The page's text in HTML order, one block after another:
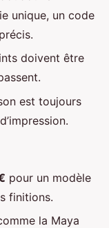
unique, un code
doivent être
est toujours
pour un modèle
finitions.
la Maya